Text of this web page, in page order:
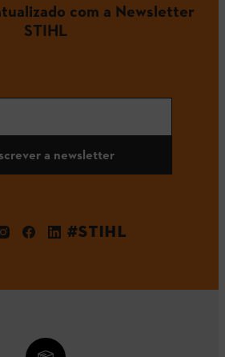
com a Newsletter
STIHL
a newsletter
#STIHL